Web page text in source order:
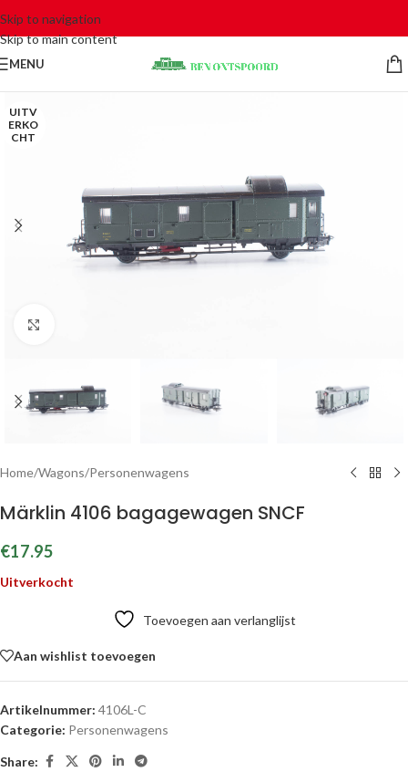
Skip to navigation
Skip to main content
MENU
UITV
ERKO
CHT
Home/Wagons/Personenwagens
Märklin 4106 bagagewagen SNCF
€17.95
Uitverkocht
Toevoegen aan verlanglijst
Aan wishlist toevoegen
Artikelnummer: 4106L-C
Categorie: Personenwagens
Share: